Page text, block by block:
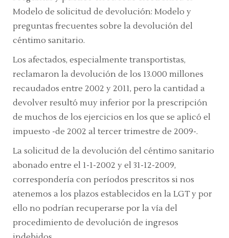
Modelo de solicitud de devolución: Modelo y
preguntas frecuentes sobre la devolución del
céntimo sanitario.
Los afectados, especialmente transportistas,
reclamaron la devolución de los 13.000 millones
recaudados entre 2002 y 2011, pero la cantidad a
devolver resultó muy inferior por la prescripción
de muchos de los ejercicios en los que se aplicó el
impuesto -de 2002 al tercer trimestre de 2009-.
La solicitud de la devolución del céntimo sanitario
abonado entre el 1-1-2002 y el 31-12-2009,
correspondería con períodos prescritos si nos
atenemos a los plazos establecidos en la LGT y por
ello no podrían recuperarse por la vía del
procedimiento de devolución de ingresos